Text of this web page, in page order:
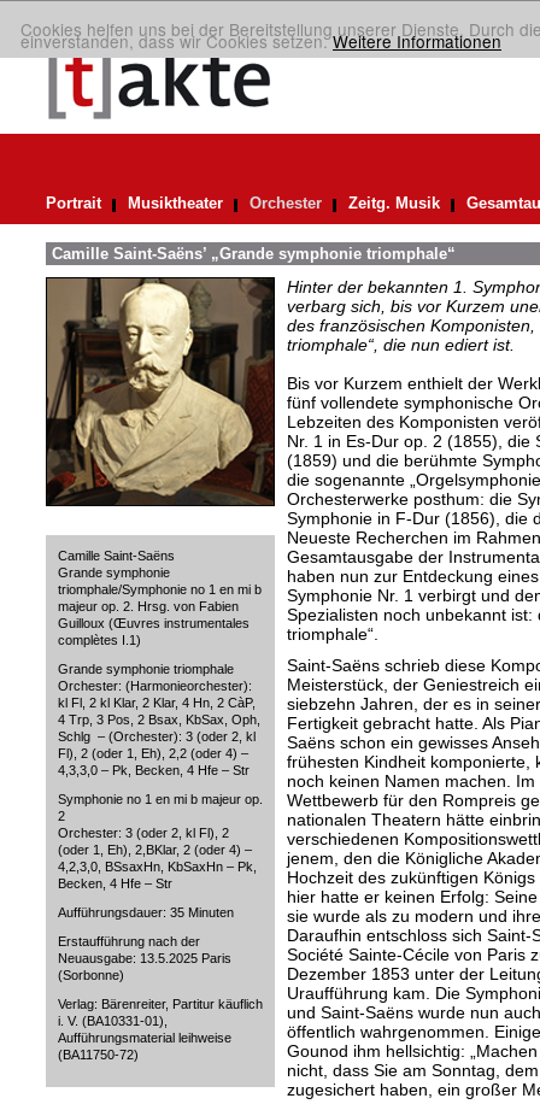
Cookies helfen uns bei der Bereitstellung unserer Dienste. Durch
einverstanden, dass wir Cookies setzen.Weitere Informationen
Portrait Musiktheater Orchester Zeitg. Musik
Camille Saint-Saëns’ „Grande symphonie triomphale“
Camille Saint-Saëns
Grande symphonie
triomphale/Symphonie no 1 en mi b
majeur op. 2. Hrsg. von Fabien
Guilloux (Œuvres instrumentales
complètes I.1)
Grande symphonie triomphale
Orchester: (Harmonieorchester):
kl Fl, 2 kl Klar, 2 Klar, 4 Hn, 2 CàP,
4 Trp, 3 Pos, 2 Bsax, KbSax, Oph,
Schlg – (Orchester): 3 (oder 2, kl
Fl), 2 (oder 1, Eh), 2,2 (oder 4) –
4,3,3,0 – Pk, Becken, 4 Hfe – Str
Symphonie no 1 en mi b majeur op.
2
Orchester: 3 (oder 2, kl Fl), 2
(oder 1, Eh), 2,BKlar, 2 (oder 4) –
4,2,3,0, BSsaxHn, KbSaxHn – Pk,
Becken, 4 Hfe – Str
Aufführungsdauer: 35 Minuten
Erstaufführung nach der
Neuausgabe: 13.5.2025 Paris
(Sorbonne)
Verlag: Bärenreiter, Partitur käuflich
i. V. (BA10331-01),
Aufführungsmaterial leihweise
(BA11750-72)
Hinter der bekannten 1.
verbarg sich, bis vor Kurzem
des französischen
triomphale“, die nun ediert ist.
Bis vor Kurzem enthielt der
fünf vollendete symphonische
Lebzeiten des Komponisten
Nr. 1 in Es-Dur op. 2 (1855), die
(1859) und die berühmte
die sogenannte
Orchesterwerke posthum: die
Symphonie in F-Dur (1856), die
Neueste Recherchen im
Gesamtausgabe der
haben nun zur Entdeckung
Symphonie Nr. 1 verbirgt und
Spezialisten noch unbekannt ist:
triomphale“.
Saint-Saëns schrieb diese
Meisterstück, der Geniestreich
siebzehn Jahren, der es in
Fertigkeit gebracht hatte. Als
Saëns schon ein gewisses
frühesten Kindheit komponierte,
noch keinen Namen machen.
Wettbewerb für den Rompreis
nationalen Theatern hätte
verschiedenen
jenem, den die Königliche
Hochzeit des zukünftigen
hier hatte er keinen Erfolg:
sie wurde als zu modern und
Daraufhin entschloss sich
Société Sainte-Cécile von Paris
Dezember 1853 unter der
Uraufführung kam. Die
und Saint-Saëns wurde nun
öffentlich wahrgenommen.
Gounod ihm hellsichtig:
nicht, dass Sie am Sonntag,
zugesichert haben, ein großer